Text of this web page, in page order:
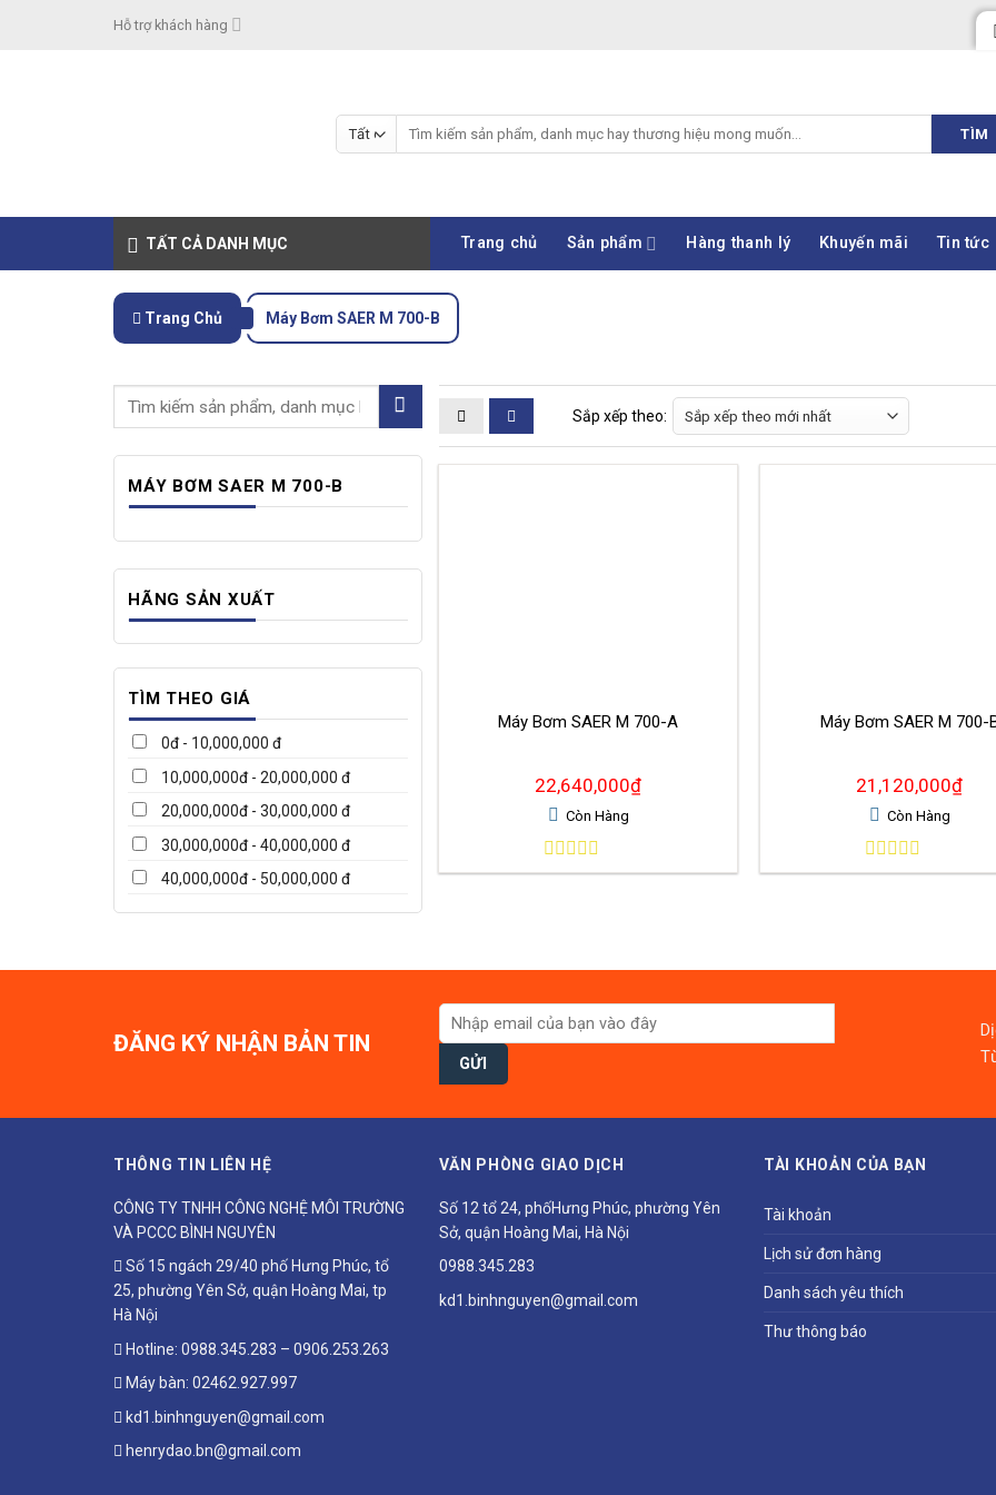
Hỗ trợ khách hàng
kiếm:
TÌM
TẤT CẢ DANH MỤC Trang chủ Sản phẩm Hàng thanh lý Khuyến mãi Tin tức
Trang Chủ Máy Bơm SAER M 700-B
MÁY BƠM SAER M 700-B
HÃNG SẢN XUẤT
TÌM THEO GIÁ
0đ - 10,000,000 đ
10,000,000đ - 20,000,000 đ
20,000,000đ - 30,000,000 đ
30,000,000đ - 40,000,000 đ
40,000,000đ - 50,000,000 đ
Sắp xếp theo:
Máy Bơm SAER M 700-A
22,640,000₫
Còn Hàng
0
Máy Bơm SAER M 700-
21,120,000₫
Còn Hàng
0
ĐĂNG KÝ NHẬN BẢN TIN
THÔNG TIN LIÊN HỆ
CÔNG TY TNHH CÔNG NGHỆ MÔI TRƯỜNG
VÀ PCCC BÌNH NGUYÊN
Số 15 ngách 29/40 phố Hưng Phúc, tổ
25, phường Yên Sở, quận Hoàng Mai, tp
Hà Nội
Hotline: 0988.345.283 – 0906.253.263
Máy bàn: 02462.927.997
kd1.binhnguyen@gmail.com
henrydao.bn@gmail.com
VĂN PHÒNG GIAO DỊCH
Số 12 tổ 24, phốHưng Phúc, phường Yên
Sở, quận Hoàng Mai, Hà Nội
0988.345.283
kd1.binhnguyen@gmail.com
TÀI KHOẢN CỦA BẠN
Tài khoản
Lịch sử đơn hàng
Danh sách yêu thích
Thư thông báo